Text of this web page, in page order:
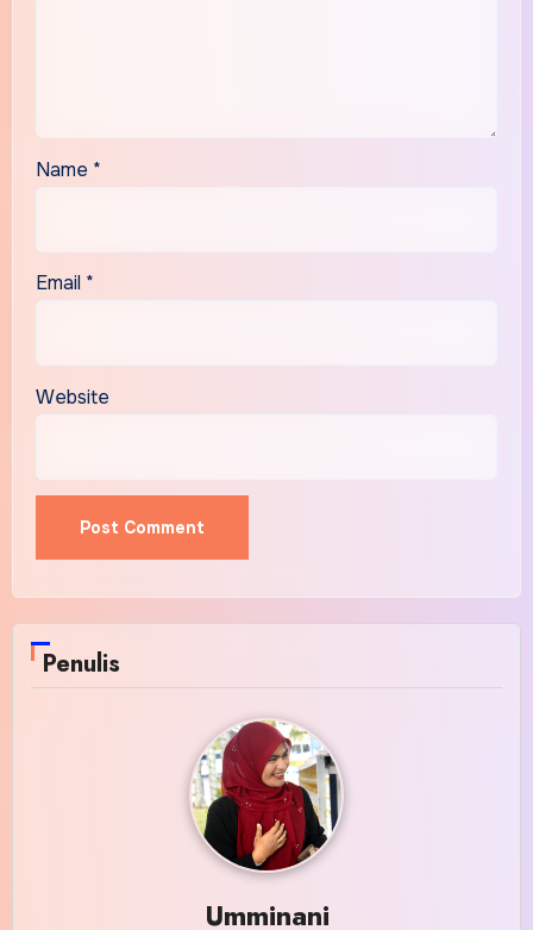
Name *
Email *
Website
Penulis
Umminani